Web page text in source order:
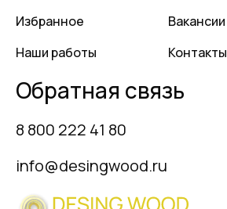
Избранное
Наши работы
Вакансии
Контакты
Обратная связь
8 800 222 41 80
info@desingwood.ru